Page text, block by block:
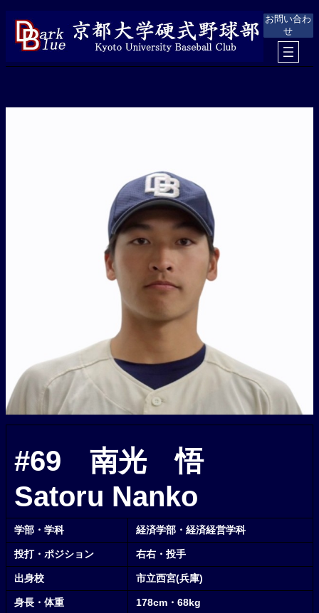
キ
お問い合わ
せ
#69 南光 悟
Satoru Nanko
学部・学科 経済学部・経済経営学科
投打・ポジション 右右・投手
出身校 市立西宮(兵庫)
身長・体重 178cm・68kg